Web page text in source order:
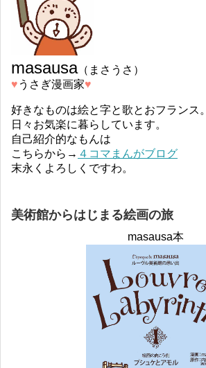
masausa（まさうさ）
♥︎ うさぎ漫画家♥︎
好きなものは絵と字と歌とおフランス。
日々お気楽に暮らしています。
自己紹介的なもんは
こちらから→ ４コマまんがブログ
末永くよろしくですわ。
美術館からはじまる絵画の旅
masausa本